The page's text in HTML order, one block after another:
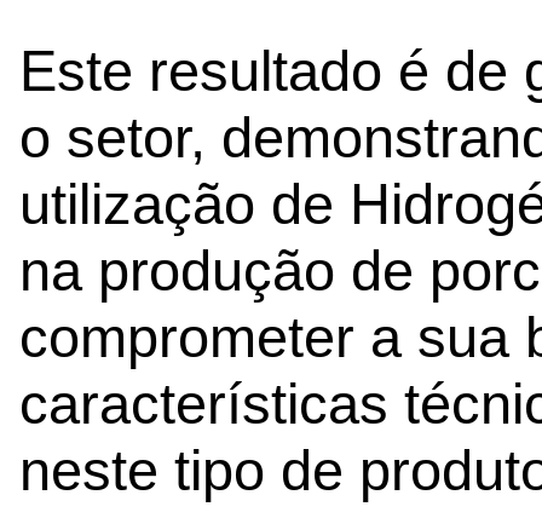
Este resultado é de
o setor,
utilização de
na produção de
comprometer a sua
características
neste tipo de